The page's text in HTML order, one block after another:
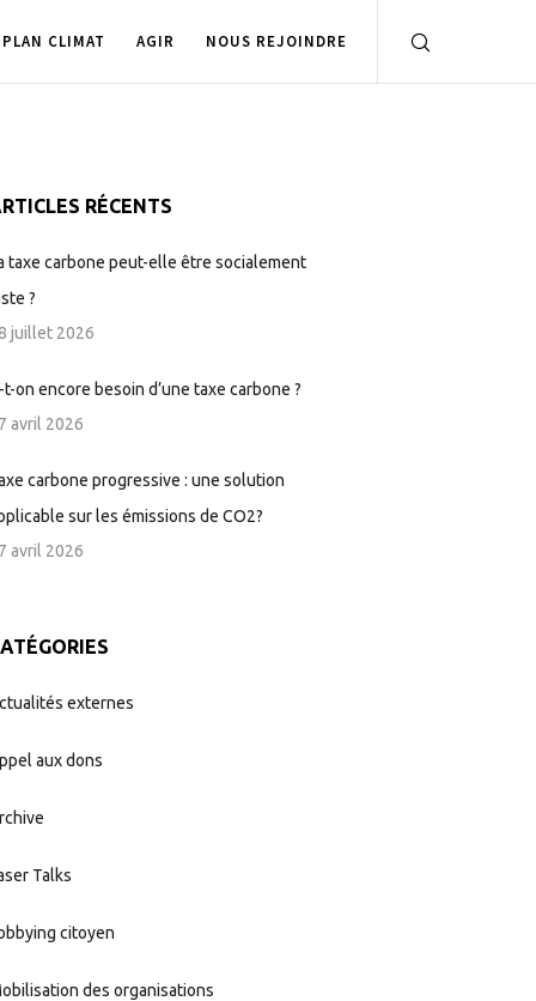
PLAN CLIMAT AGIR NOUS REJOINDRE
RÉCENTS
taxe carbone peut-elle être socialement
?
juillet 2026
t-on encore besoin d’une taxe carbone ?
avril 2026
carbone progressive : une solution
sur les émissions de CO2?
avril 2026
externes
aux dons
Talks
citoyen
des organisations